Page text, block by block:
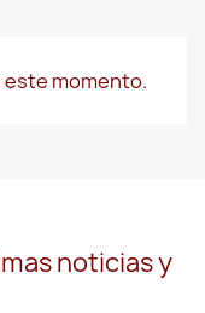
este momento.
noticias y